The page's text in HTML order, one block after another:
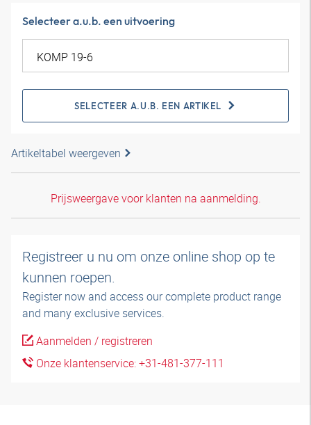
Selecteer a.u.b. een uitvoering
SELECTEER A.U.B. EEN ARTIKEL
Artikeltabel weergeven
Prijsweergave voor klanten na aanmelding.
Registreer u nu om onze online shop op te
kunnen roepen.
Register now and access our complete product range
and many exclusive services.
Aanmelden / registreren
Onze klantenservice: +31-481-377-111